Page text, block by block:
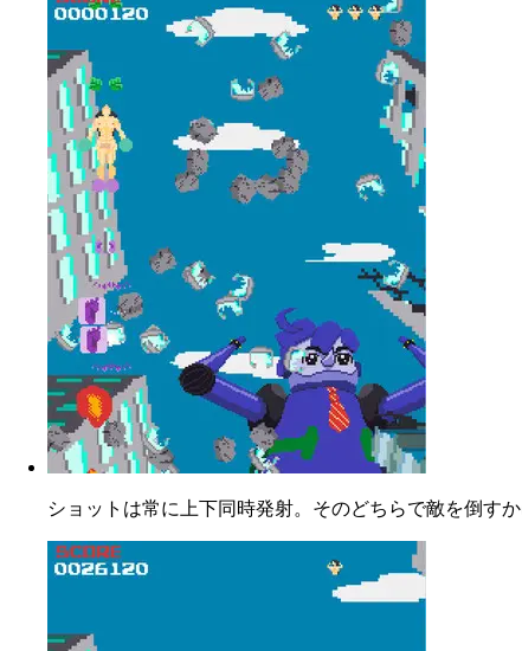
ショットは常に上下同時発射。そのどちらで敵を倒す